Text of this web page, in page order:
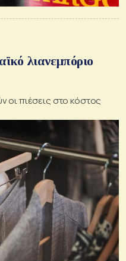
λιανεμπόριο
οι πιέσεις στο κόστος